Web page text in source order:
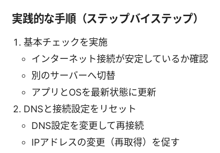
実践的な手順（ステップバイステップ）
基本チェックを実施
インターネット接続が安定しているか確認
別のサーバーへ切替
アプリとOSを最新状態に更新
DNSと接続設定をリセット
DNS設定を変更して再接続
IPアドレスの変更（再取得）を促す